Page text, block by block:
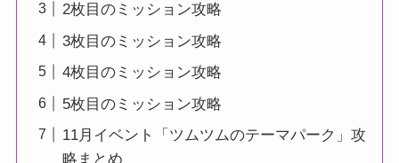
2枚目のミッション攻略
3枚目のミッション攻略
4枚目のミッション攻略
5枚目のミッション攻略
11月イベント「ツムツムのテーマパーク」攻
略まとめ